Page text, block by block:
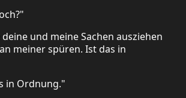
und meine Sachen ausziehen
meiner spüren. Ist das in
in Ordnung."